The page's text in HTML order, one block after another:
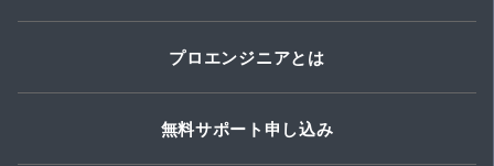
プロエンジニアとは
無料サポート申し込み